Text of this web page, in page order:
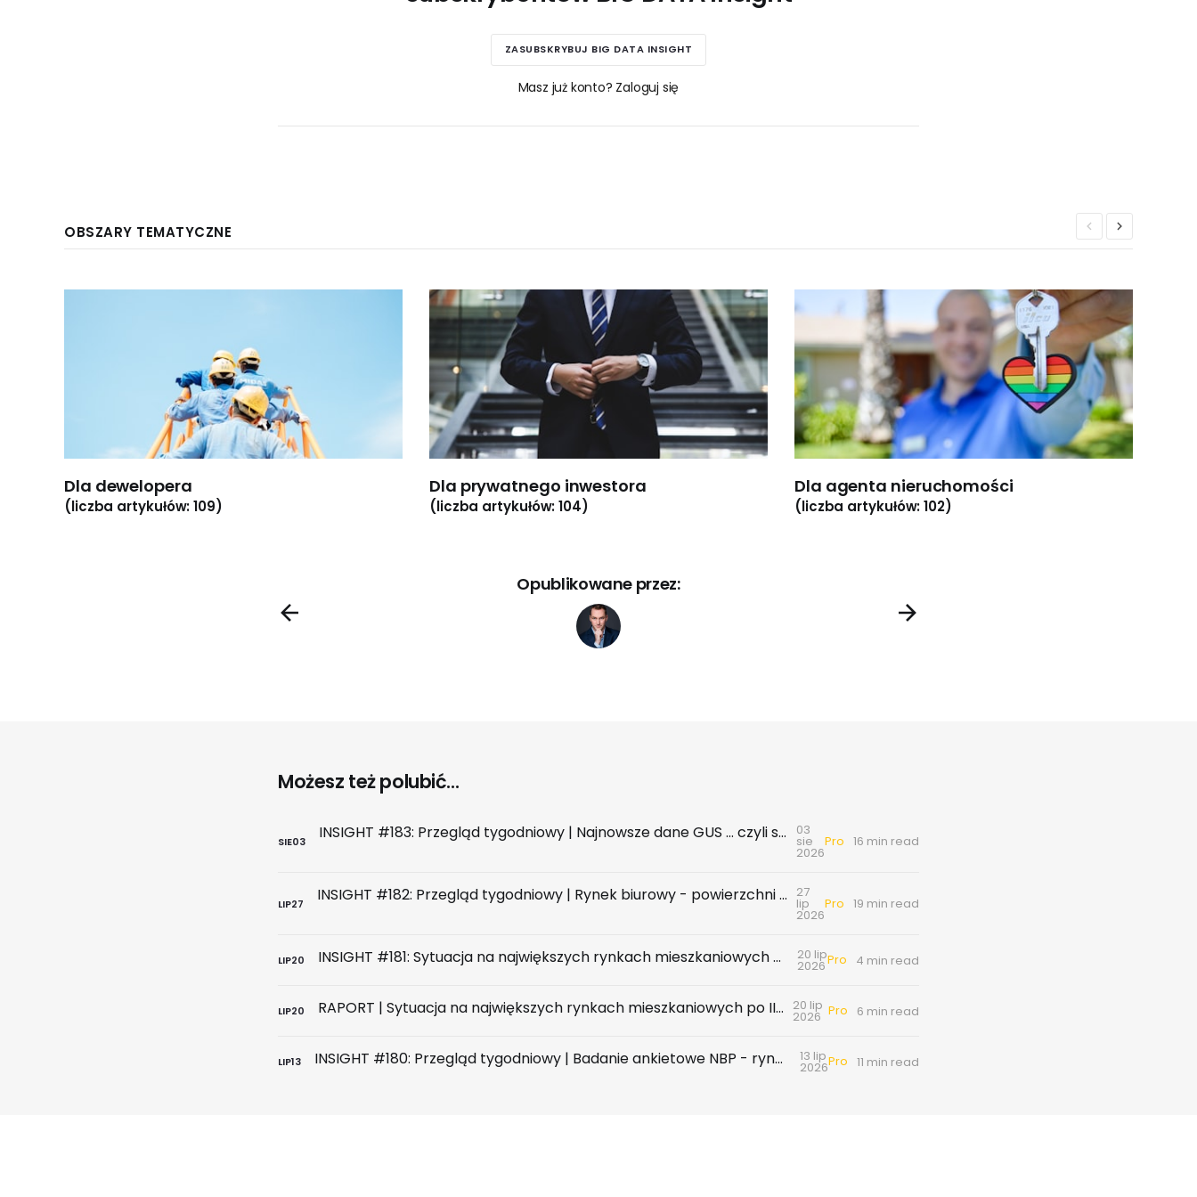
ZASUBSKRYBUJ BIG DATA INSIGHT
Masz już konto? Zaloguj się
OBSZARY TEMATYCZNE
Dla dewelopera
(liczba artykułów: 109)
Dla prywatnego inwestora
(liczba artykułów: 104)
Dla agenta nieruchomości
(liczba artykułów: 102)
Opublikowane przez:
Możesz też polubić...
SIE03 INSIGHT #183: Przegląd tygodniowy | Najnowsze dane GUS … czyli sezon wakacyjny z wiatrem w żagle 03
sie
2026
Pro 16 min read
LIP27 INSIGHT #182: Przegląd tygodniowy | Rynek biurowy - powierzchni biurowych nie brakuje, chyba że tych w najnowszym standardzie 27
lip
2026
Pro 19 min read
LIP20 INSIGHT #181: Sytuacja na największych rynkach mieszkaniowych po II kwartale 2026 20 lip
2026Pro 4 min read
LIP20 RAPORT | Sytuacja na największych rynkach mieszkaniowych po II kwartale 2026 20 lip
2026 Pro 6 min read
LIP13 INSIGHT #180: Przegląd tygodniowy | Badanie ankietowe NBP - rynek wtórny & najem 13 lip
2026Pro 11 min read